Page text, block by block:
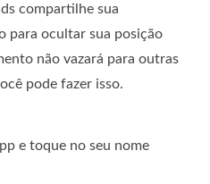
compartilhe sua
para ocultar sua posição
não vazará para outras
pode fazer isso.
e toque no seu nome